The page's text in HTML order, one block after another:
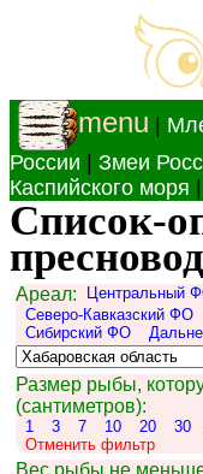
menu
России
Змеи
Каспийского моря
Список-
Ареал: Центральный
Северо-Кавказский ФО
Сибирский ФО
Размер рыбы,
(сантиметров):
1 3 7 10 20 30
Отменить фильтр
Вес рыбы не